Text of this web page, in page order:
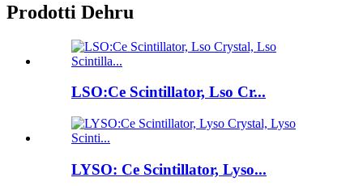
Prodotti Dehru
LSO:Ce Scintillator, Lso Cr...
LYSO: Ce Scintillator, Lyso...